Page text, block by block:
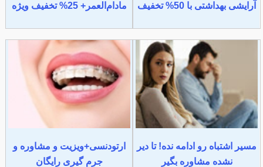
آرایشی بهداشتی با 50% تخفیف
مادام‌العمر+ 25% تخفیف ویژه
مسیر اشتباه رو ادامه نده! تا دیر
نشده مشاوره بگیر
ارتودنسی+ویزیت و مشاوره و
جرم گیری رایگان